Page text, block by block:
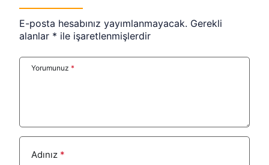
E-posta hesabınız yayımlanmayacak. Gerekli
alanlar * ile işaretlenmişlerdir
Yorumunuz *
Adınız *